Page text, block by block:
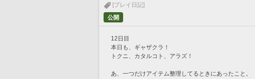
[プレイ日記]
公開
12日目
本日も、ギャザクラ！
トクニ、カタルコト、アラズ！
あ、一つだけアイテム整理してるときにあったこと。